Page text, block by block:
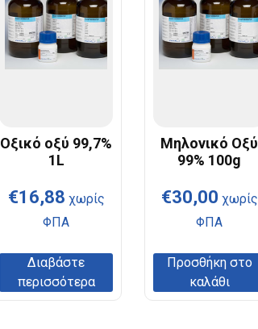
Οξικό οξύ 99,7%
1L
€16,88 χωρίς
ΦΠΑ
Διαβάστε
περισσότερα
Μηλονικό Οξύ
99% 100g
€30,00 χωρίς
ΦΠΑ
Προσθήκη στο
καλάθι